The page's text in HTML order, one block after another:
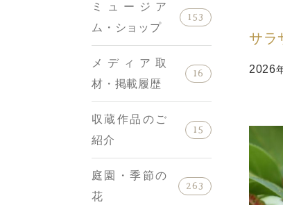
ミュージア
ム・ショップ
153
メディア取
材・掲載履歴
16
収蔵作品のご
紹介
15
庭園・季節の
花
263
サラ
2026